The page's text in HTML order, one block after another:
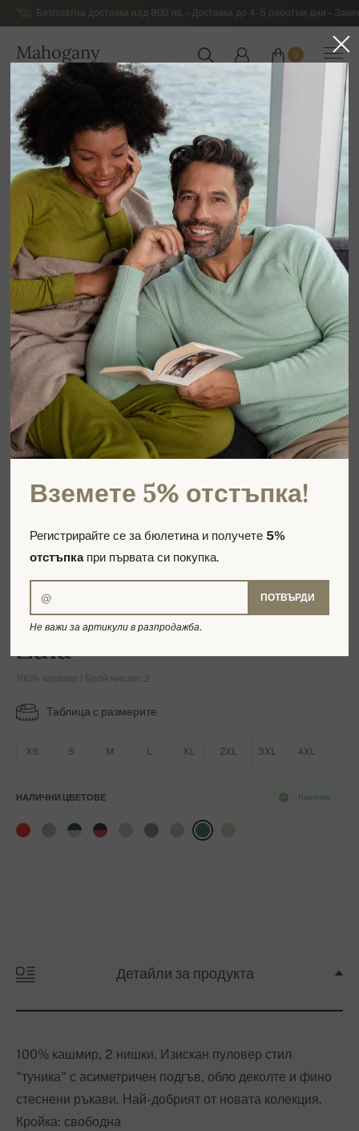
Безплатна доставка над 800 лв. – Доставка до 4-5 работни дни –
Mahogany
БЪЛГАРИЯ
0
Начална страница
Луксозни дамски дрехи от кашмиp
Дамски блузи и пуловери с обло деколте
Zaia
100% кашмир | Брой нишки: 2
Таблица с размерите
XS S M L XL 2XL 3XL 4XL
Налично
НАЛИЧНИ ЦВЕТОВЕ
Детайли за продукта
100% кашмир, 2 нишки. Изискан пуловер стил
"туника" с асиметричен подгъв, обло деколте и фино
стеснени ръкави. Най-добрият от новата колекция.
Кройка: свободна
Вземете 5% отстъпка!
Регистрирайте се за бюлетина и получете5%
отстъпкапри първата си покупка.
ПОТВЪРДИ
Не важи за артикули в разпродажба.